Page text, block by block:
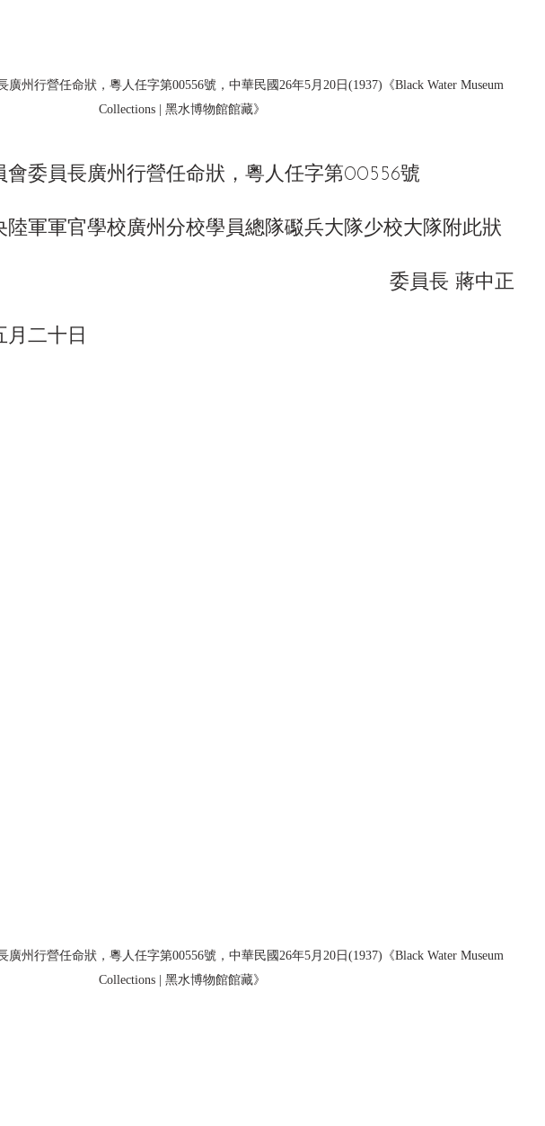
廣州行營任命狀，粵人任字第00556號，中華民國26年5月20日(1937)《Black Water Museum
Collections | 黑水博物館館藏》
會委員長廣州行營任命狀，粵人任字第00556號
陸軍軍官學校廣州分校學員總隊礟兵大隊少校大隊附此狀
委員長 蔣中正
月二十日
廣州行營任命狀，粵人任字第00556號，中華民國26年5月20日(1937)《Black Water Museum
Collections | 黑水博物館館藏》